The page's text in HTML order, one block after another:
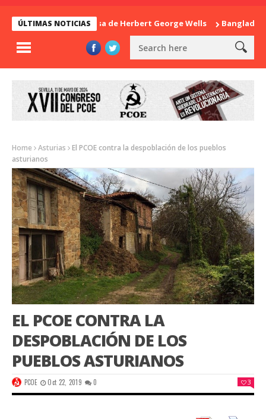
ÚLTIMAS NOTICIAS
La sorpresa de Herbert George Wells Bangladesh:
Home Asturias
El PCOE contra la despoblación de los pueblos
asturianos
EL PCOE CONTRA LA
DESPOBLACIÓN DE LOS
PUEBLOS ASTURIANOS
PCOE Oct 22, 2019 0 3